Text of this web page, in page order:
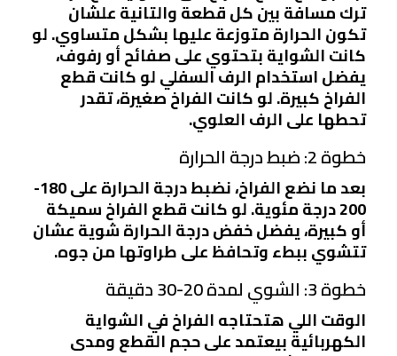
ترك مسافة بين كل قطعة والتانية علشان
تكون الحرارة متوزعة عليها بشكل متساوي. لو
كانت الشواية بتحتوي على صفائح أو رفوف،
يفضل استخدام الرف السفلي لو كانت قطع
الفراخ كبيرة. لو كانت الفراخ صغيرة، تقدر
تحطها على الرف العلوي.
خطوة 2: ضبط درجة الحرارة
بعد ما نضع الفراخ، نضبط درجة الحرارة على 180-
200 درجة مئوية. لو كانت قطع الفراخ سميكة
أو كبيرة، يفضل خفض درجة الحرارة شوية عشان
تتشوي ببطء وتحافظ على طراوتها من جوه.
خطوة 3: الشوي لمدة 20-30 دقيقة
الوقت اللي هتحتاجه الفراخ في الشواية
الكهربائية بيعتمد على حجم القطع ومدى